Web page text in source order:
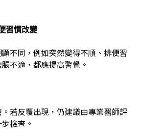
習慣改變
不同，例如突然變得不順、排便習
不適，都應提高警覺。
若反覆出現，仍建議由專業醫師評
檢查。